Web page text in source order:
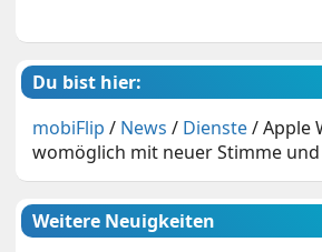
Du bist hier:
mobiFlip / News / Dienste/Apple
womöglich mit neuer Stimme
Weitere Neuigkeiten